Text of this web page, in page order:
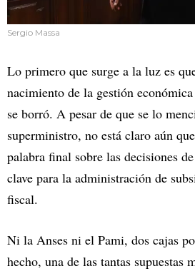
Sergio Massa
Lo primero que surge a la luz es
nacimiento de la gestión
se borró. A pesar de que se lo
superministro, no está claro aún
palabra final sobre las decisiones
clave para la administración de
fiscal.
Ni la Anses ni el Pami, dos cajas
hecho, una de las tantas supuestas